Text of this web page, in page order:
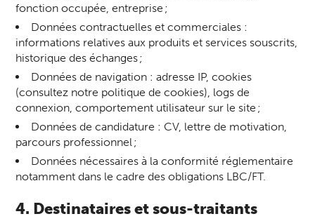
fonction occupée, entreprise ;
Données contractuelles et commerciales :
informations relatives aux produits et services souscrits,
historique des échanges ;
Données de navigation : adresse IP, cookies
(consultez notre politique de cookies), logs de
connexion, comportement utilisateur sur le site ;
Données de candidature : CV, lettre de motivation,
parcours professionnel ;
Données nécessaires à la conformité réglementaire
notamment dans le cadre des obligations LBC/FT.
4. Destinataires et sous-traitants